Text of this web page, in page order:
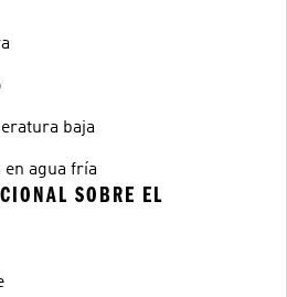
baja
en agua fría
SOBRE EL